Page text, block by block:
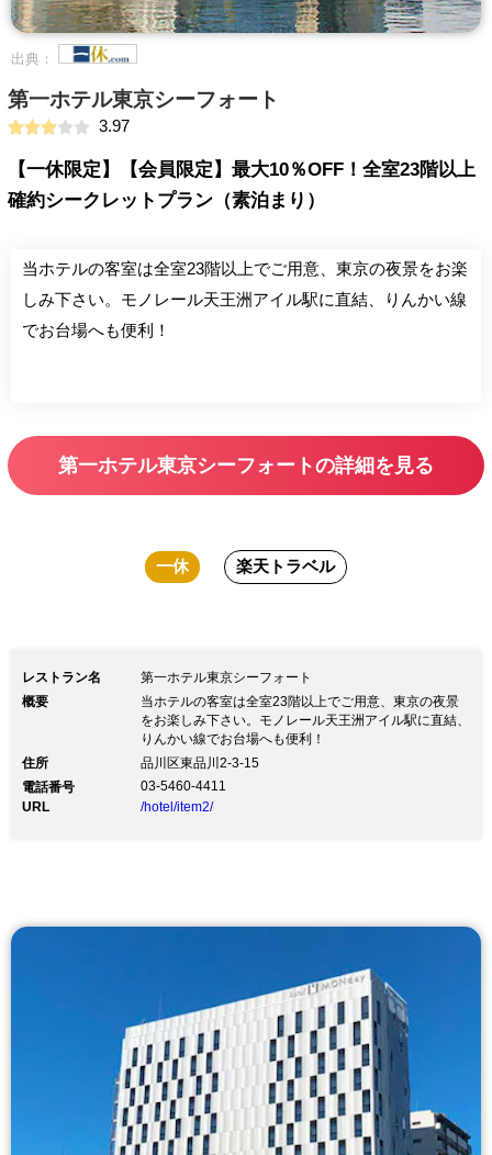
出典：
第一ホテル東京シーフォート
3.97
【一休限定】【会員限定】最大10％OFF！全室23階以上
確約シークレットプラン（素泊まり）
当ホテルの客室は全室23階以上でご用意、東京の夜景をお楽
しみ下さい。モノレール天王洲アイル駅に直結、りんかい線
でお台場へも便利！
第一ホテル東京シーフォートの詳細を見る
一休 楽天トラベル
レストラン名
第一ホテル東京シーフォート
概要
当ホテルの客室は全室23階以上でご用意、東京の夜景
をお楽しみ下さい。モノレール天王洲アイル駅に直結、
りんかい線でお台場へも便利！
住所
品川区東品川2-3-15
電話番号
03-5460-4411
URL
/hotel/item2/